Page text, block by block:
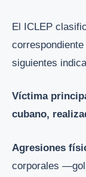
El ICLEP
siguientes
Víctima
cubano,
Agresiones
corporales